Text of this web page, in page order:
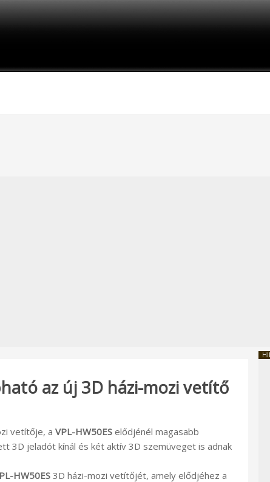
az új 3D házi-mozi vetítő
vetítője, a VPL-HW50ES elődjénél magasabb
jeladót kínál és két aktív 3D szemüveget is adnak
HW50ES3D házi-mozi vetítőjét, amely elődjéhez a